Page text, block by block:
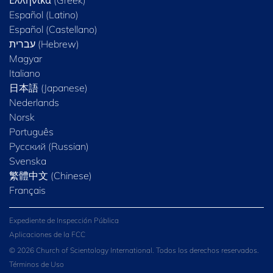
Español (Latino)
Español (Castellano)
Magyar
Italiano
日本語 (Japanese)
Nederlands
Norsk
Português
Русский (Russian)
Svenska
繁體中文 (Chinese)
Français
Expediente de Inspección Pública
Aplicaciones de la FCC
© 2026 Church of Scientology International. Todos los derechos reservados.
Términos de Uso